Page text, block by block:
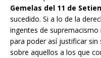
Gemelas del 11 de
sucedido. Si a lo de la
ingentes de
para poder así justificar
sobre aquellos a los que